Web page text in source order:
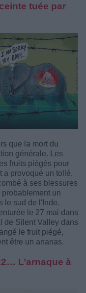
tuée par
que la mort du
générale. Les
fruits piégés pour
a provoqué un tollé.
à ses blessures
un
le sud de l'Inde.
le 27 mai dans
de Silent Valley dans
le fruit piégé,
être un ananas.
L’arnaque à